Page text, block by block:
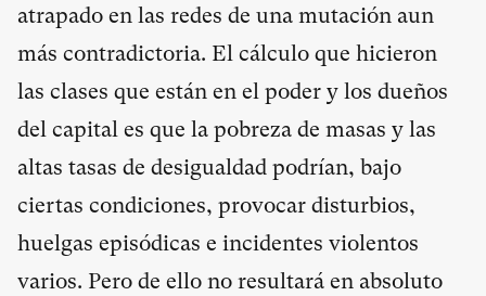
atrapado en las redes de una mutación aun
más contradictoria. El cálculo que hicieron
las clases que están en el poder y los dueños
del capital es que la pobreza de masas y las
altas tasas de desigualdad podrían, bajo
ciertas condiciones, provocar disturbios,
huelgas episódicas e incidentes violentos
varios. Pero de ello no resultará en absoluto